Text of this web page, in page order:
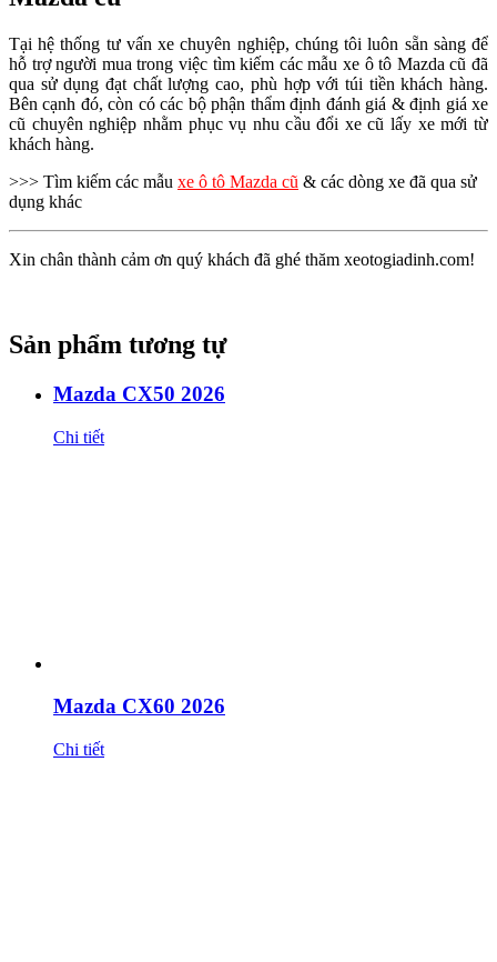
Tại hệ thống tư vấn xe chuyên nghiệp, chúng tôi luôn sẵn sàng để
hỗ trợ người mua trong việc tìm kiếm các mẫu xe ô tô Mazda cũ đã
qua sử dụng đạt chất lượng cao, phù hợp với túi tiền khách hàng.
Bên cạnh đó, còn có các bộ phận thẩm định đánh giá & định giá xe
cũ chuyên nghiệp nhằm phục vụ nhu cầu đổi xe cũ lấy xe mới từ
khách hàng.
>>> Tìm kiếm các mẫu xe ô tô Mazda cũ & các dòng xe đã qua sử
dụng khác
Xin chân thành cảm ơn quý khách đã ghé thăm xeotogiadinh.com!
Sản phẩm tương tự
Mazda CX50 2026
Chi tiết
Mazda CX60 2026
Chi tiết